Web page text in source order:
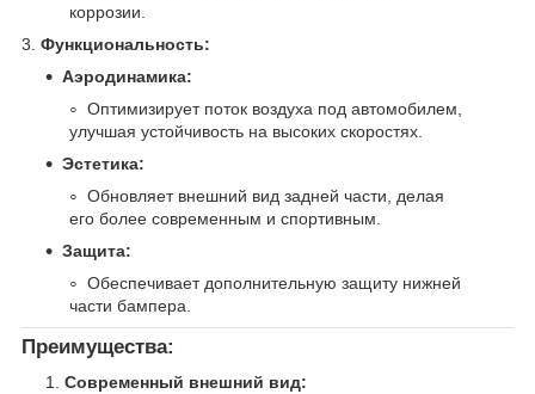
коррозии.
3. Функциональность:
Аэродинамика:
Оптимизирует поток воздуха под автомобилем,
улучшая устойчивость на высоких скоростях.
Эстетика:
Обновляет внешний вид задней части, делая
его более современным и спортивным.
Защита:
Обеспечивает дополнительную защиту нижней
части бампера.
Преимущества:
Современный внешний вид: